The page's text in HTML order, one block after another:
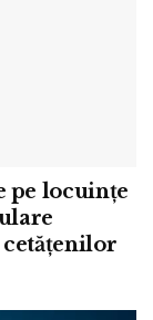
pe locuințe